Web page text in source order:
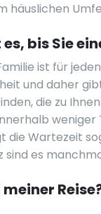
häuslichen
bis Sie
ist für
und daher
die zu
weniger
Wartezeit
sind es